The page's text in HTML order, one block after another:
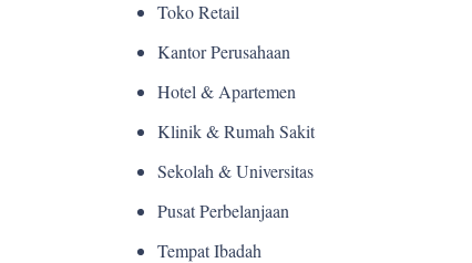
Toko Retail
Kantor Perusahaan
Hotel & Apartemen
Klinik & Rumah Sakit
Sekolah & Universitas
Pusat Perbelanjaan
Tempat Ibadah